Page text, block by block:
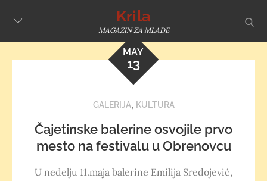
Krila
MAGAZIN ZA MLADE
MAY
13
GALERIJA, KULTURA
Čajetinske balerine osvojile prvo
mesto na festivalu u Obrenovcu
U nedelju 11.maja balerine Emilija Sredojević,